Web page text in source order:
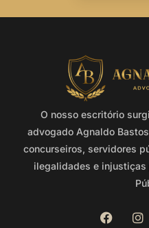
O nosso escritório
advogado Agnaldo
concurseiros, servidores
ilegalidades e